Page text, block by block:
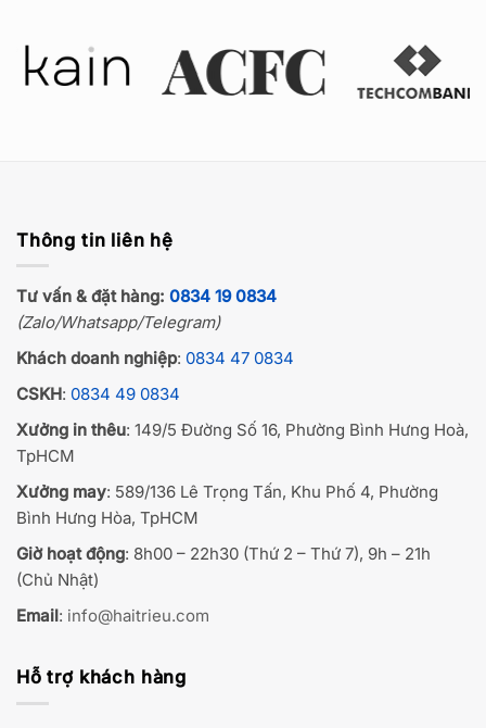
Thông tin liên hệ
Tư vấn & đặt hàng: 0834 19 0834
(Zalo/Whatsapp/Telegram)
Khách doanh nghiệp: 0834 47 0834
CSKH: 0834 49 0834
Xưởng in thêu: 149/5 Đường Số 16, Phường Bình Hưng Hoà,
TpHCM
Xưởng may: 589/136 Lê Trọng Tấn, Khu Phố 4, Phường
Bình Hưng Hòa, TpHCM
Giờ hoạt động: 8h00 – 22h30 (Thứ 2 – Thứ 7), 9h – 21h
(Chủ Nhật)
Email: info@haitrieu.com
Hỗ trợ khách hàng